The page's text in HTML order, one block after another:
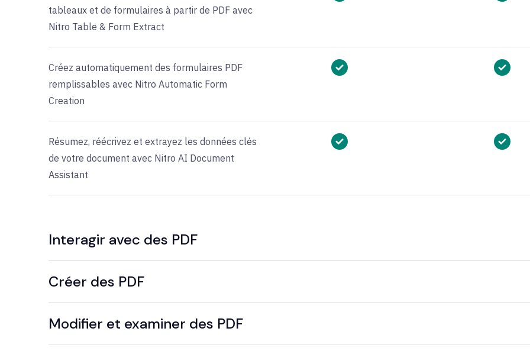
tableaux et de formulaires à partir de PDF avec
Nitro Table & Form Extract
Créez automatiquement des formulaires PDF
remplissables avec Nitro Automatic Form
Creation
Résumez, réécrivez et extrayez les données clés
de votre document avec Nitro AI Document
Assistant
Interagir avec des PDF
Créer des PDF
Modifier et examiner des PDF